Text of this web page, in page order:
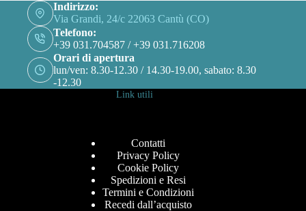
Indirizzo:
Via Grandi, 24/c 22063 Cantù (CO)
Telefono:
+39 031.704587 / +39 031.716208
Orari di apertura
lun/ven: 8.30-12.30 / 14.30-19.00, sabato: 8.30
-12.30
Link utili
Contatti
Privacy Policy
Cookie Policy
Spedizioni e Resi
Termini e Condizioni
Recedi dall’acquisto